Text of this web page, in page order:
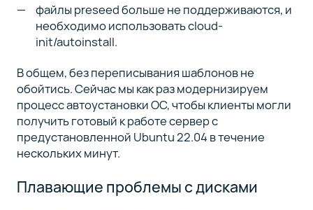
файлы preseed больше не поддерживаются, и
необходимо использовать cloud-
init/autoinstall.
В общем, без переписывания шаблонов не
обойтись. Сейчас мы как раз модернизируем
процесс автоустановки ОС, чтобы клиенты могли
получить готовый к работе сервер с
предустановленной Ubuntu 22.04 в течение
нескольких минут.
Плавающие проблемы с дисками